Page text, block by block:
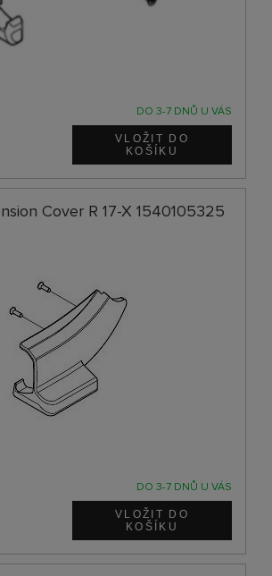
DO 3-7 DNŮ U VÁS
Cover R 17-X 1540105325
DO 3-7 DNŮ U VÁS